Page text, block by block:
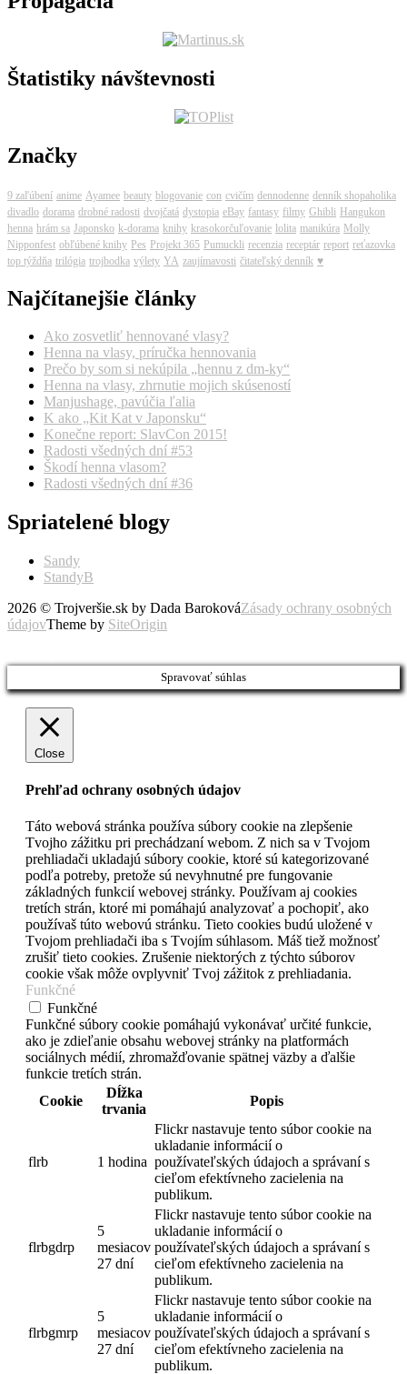
Štatistiky návštevnosti
Značky
9 zaľúbení anime Ayamee beauty blogovanie con cvičím dennodenne denník shopaholika
divadlo dorama drobné radosti dvojčatá dystopia eBay fantasy filmy Ghibli Hangukon
henna hrám sa Japonsko k-dorama knihy krasokorčuľovanie lolita manikúra Molly
Nipponfest obľúbené knihy Pes Projekt 365 Pumuckli recenzia receptár report reťazovka
top týždňa trilógia trojbodka výlety YA zaujímavosti čitateľský denník ♥
Najčítanejšie články
Ako zosvetliť hennované vlasy?
Henna na vlasy, príručka hennovania
Prečo by som si nekúpila „hennu z dm-ky“
Henna na vlasy, zhrnutie mojich skúseností
Manjushage, pavúčia ľalia
K ako „Kit Kat v Japonsku“
Konečne report: SlavCon 2015!
Radosti všedných dní #53
Škodí henna vlasom?
Radosti všedných dní #36
Spriatelené blogy
Sandy
StandyB
2026 © Trojveršie.sk by Dada BarokováZásady ochrany osobných
údajovTheme by SiteOrigin
Spravovať súhlas
Close
Prehľad ochrany osobných údajov
Táto webová stránka používa súbory cookie na zlepšenie
Tvojho zážitku pri prechádzaní webom. Z nich sa v Tvojom
prehliadači ukladajú súbory cookie, ktoré sú kategorizované
podľa potreby, pretože sú nevyhnutné pre fungovanie
základných funkcií webovej stránky. Používam aj cookies
tretích strán, ktoré mi pomáhajú analyzovať a pochopiť, ako
používaš túto webovú stránku. Tieto cookies budú uložené v
Tvojom prehliadači iba s Tvojím súhlasom. Máš tiež možnosť
zrušiť tieto cookies. Zrušenie niektorých z týchto súborov
cookie však môže ovplyvniť Tvoj zážitok z prehliadania.
Funkčné
Funkčné
Funkčné súbory cookie pomáhajú vykonávať určité funkcie,
ako je zdieľanie obsahu webovej stránky na platformách
sociálnych médií, zhromažďovanie spätnej väzby a ďalšie
funkcie tretích strán.
Cookie
Dĺžka
trvania
Popis
flrb 1 hodina
Flickr nastavuje tento súbor cookie na
ukladanie informácií o
používateľských údajoch a správaní s
cieľom efektívneho zacielenia na
publikum.
flrbgdrp
5
mesiacov
27 dní
Flickr nastavuje tento súbor cookie na
ukladanie informácií o
používateľských údajoch a správaní s
cieľom efektívneho zacielenia na
publikum.
flrbgmrp
5
mesiacov
27 dní
Flickr nastavuje tento súbor cookie na
ukladanie informácií o
používateľských údajoch a správaní s
cieľom efektívneho zacielenia na
publikum.